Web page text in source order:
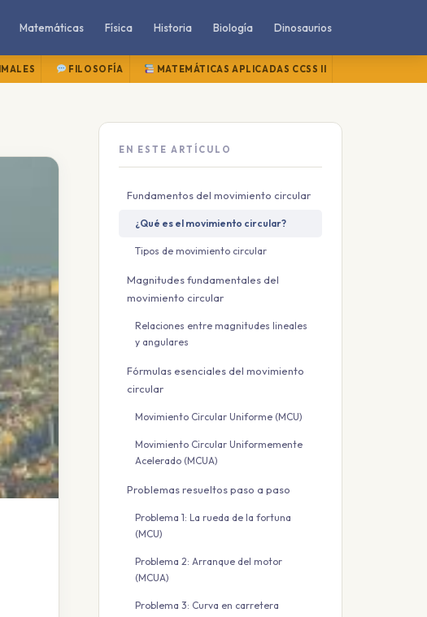
Matemáticas Física Historia Biología Dinosaurios
FILOSOFÍA MATEMÁTICAS APLICADAS CCSS II
EN ESTE ARTÍCULO
Fundamentos del movimiento circular
¿Qué es el movimiento circular?
Tipos de movimiento circular
Magnitudes fundamentales del
movimiento circular
Relaciones entre magnitudes lineales
y angulares
Fórmulas esenciales del movimiento
circular
Movimiento Circular Uniforme (MCU)
Movimiento Circular Uniformemente
Acelerado (MCUA)
Problemas resueltos paso a paso
Problema 1: La rueda de la fortuna
(MCU)
Problema 2: Arranque del motor
(MCUA)
Problema 3: Curva en carretera